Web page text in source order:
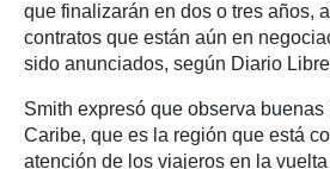
que finalizarán en dos o tres años,
contratos que están aún en
sido anunciados, según Diario
Smith expresó que observa buenas
Caribe, que es la región que está
atención de los viajeros en la